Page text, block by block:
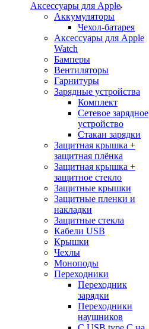
Аксессуары для Apple
Аккумуляторы
Чехол-батарея
Аксессуары для Apple
Watch
Бамперы
Вентиляторы
Гарнитуры
Зарядные устройства
Комплект
Сетевое зарядное
устройство
Стакан зарядки
Защитная крышка +
защитная плёнка
Защитная крышка +
защитное стекло
Защитные крышки
Защитные пленки и
накладки
Защитные стекла
Кабели USB
Крышки
Чехлы
Моноподы
Переходники
Переходник
зарядки
Переходники
наушников